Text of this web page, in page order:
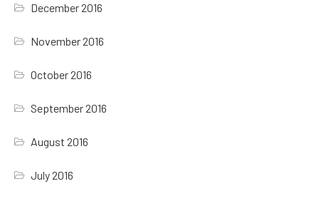
December 2016
November 2016
October 2016
September 2016
August 2016
July 2016